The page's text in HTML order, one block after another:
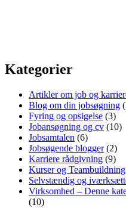
Kategorier
Artikler om job og
Blog om din jobsøgning
Fyring og opsigelse (3)
Jobansøgning og cv (10)
Jobsamtalen (6)
Jobsøgende blogger(2)
Karriere rådgivning (9)
Kurser og Teambuildning
Selvstændig og
Virksomhed – Denne
(10)